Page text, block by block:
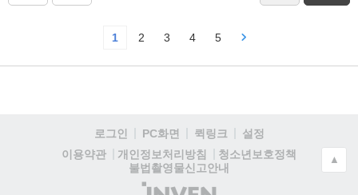
1 2 3 4 5
로그인 PC화면 퀵링크
설정
이용약관
개인정보처리방침
청소년보호정책
불법촬영물신고안내
(주)
▲